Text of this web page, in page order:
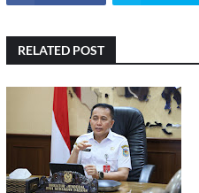
RELATED POST